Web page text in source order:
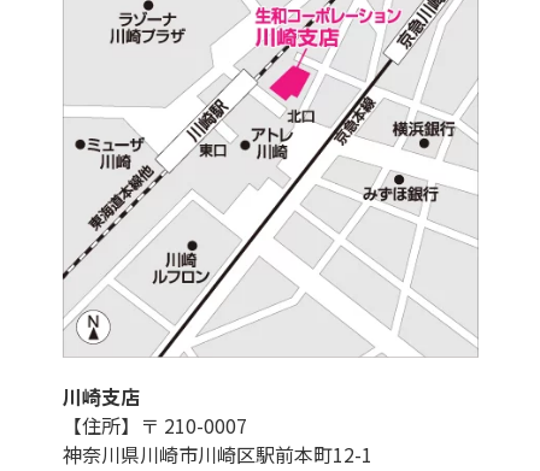
川崎支店
【住所】〒 210-0007
神奈川県川崎市川崎区駅前本町12-1